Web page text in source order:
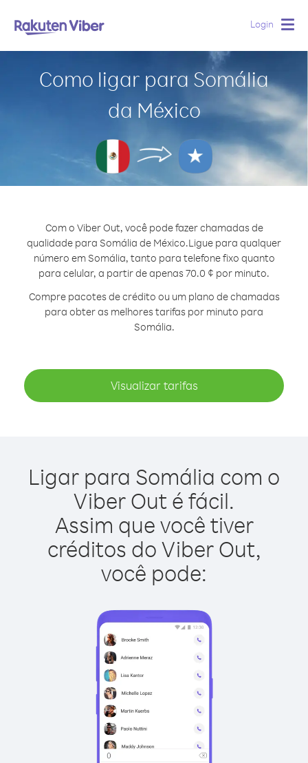
Login
Como ligar para Somália
da México
Com o Viber Out, você pode fazer chamadas de
qualidade para Somália de México.Ligue para qualquer
número em Somália, tanto para telefone fixo quanto
para celular, a partir de apenas 70.0 ¢ por minuto.
Compre pacotes de crédito ou um plano de chamadas
para obter as melhores tarifas por minuto para
Somália.
Visualizar tarifas
Ligar para Somália com o
Viber Out é fácil.
Assim que você tiver
créditos do Viber Out,
você pode: